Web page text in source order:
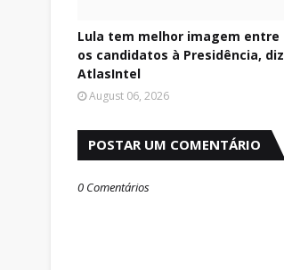
Lula tem melhor imagem entre
os candidatos à Presidência, diz
AtlasIntel
August 06, 2026
POSTAR UM COMENTÁRIO
0 Comentários